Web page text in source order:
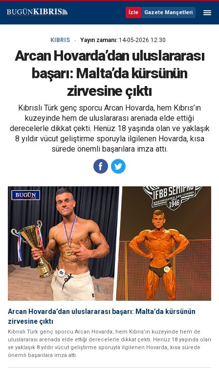
İzle Gazete Manşetleri
KIBRIS Yayın zamanı: 14-05-2026 12:30
Arcan Hovarda’dan uluslararası
başarı: Malta’da kürsünün
zirvesine çıktı
Kıbrıslı Türk genç sporcu Arcan Hovarda, hem Kıbrıs’ın
kuzeyinde hem de uluslararası arenada elde ettiği
derecelerle dikkat çekti. Henüz 18 yaşında olan ve yaklaşık
8 yıldır vücut geliştirme sporuyla ilgilenen Hovarda, kısa
sürede önemli başarılara imza attı.
Arcan Hovarda’dan uluslararası başarı: Malta’da kürsünün
zirvesine çıktı
Kıbrıslı Türk genç sporcu Arcan Hovarda, hem Kıbrıs’ın kuzeyinde hem de
uluslararası arenada elde ettiği derecelerle dikkat çekti. Henüz 18 yaşında olan
ve yaklaşık 8 yıldır vücut geliştirme sporuyla ilgilenen Hovarda, kısa sürede
önemli başarılara imza attı.